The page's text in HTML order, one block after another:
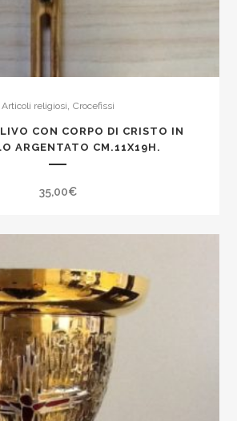
Articoli religiosi Crocefissi
CON CORPO DI CRISTO IN
ARGENTATO CM.11X19H.
35,00€